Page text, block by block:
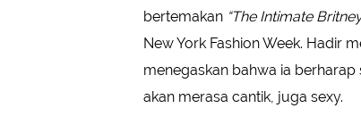
bertemakan “The Intimate
New York Fashion Week. Hadir
menegaskan bahwa ia
akan merasa cantik, juga sexy.